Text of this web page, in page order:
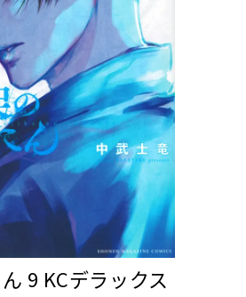
9 KCデラックス